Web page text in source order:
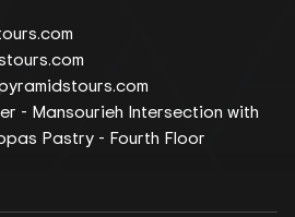
- Mansourieh Intersection with
Pastry - Fourth Floor